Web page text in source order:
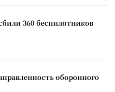
360 беспилотников
оборонного